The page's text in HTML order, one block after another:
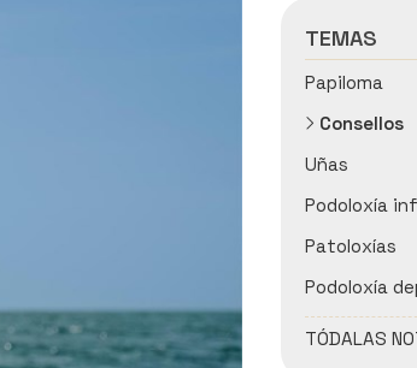
TEMAS
TÓDALAS
Papiloma
Consellos
Uñas
Podoloxía
Patoloxías
Podoloxía